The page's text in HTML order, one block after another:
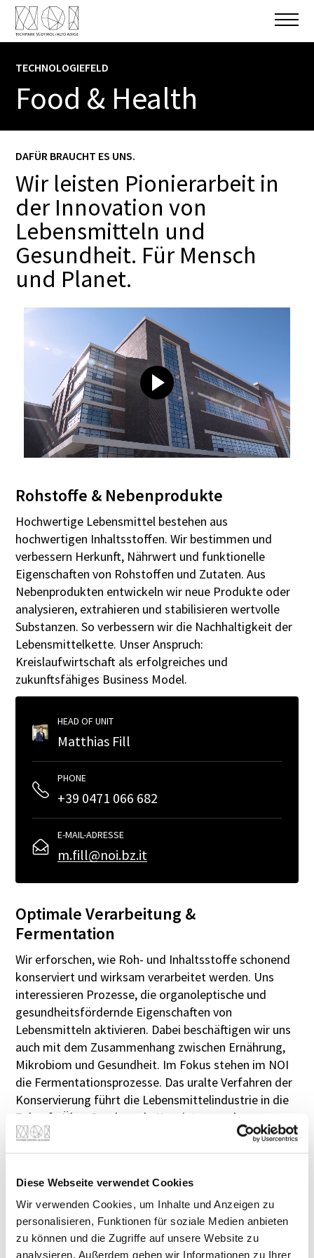
Diese Webseite verwendet Cookies
Wir verwenden Cookies, um Inhalte und Anzeigen zu
personalisieren, Funktionen für soziale Medien anbieten
zu können und die Zugriffe auf unsere Website zu
analysieren. Außerdem geben wir Informationen zu Ihrer
TECHNOLOGIEFELD
Food & Health
DAFÜR BRAUCHT ES UNS.
Wir leisten Pionierarbeit in
der Innovation von
Lebensmitteln und
Gesundheit. Für Mensch
und Planet.
Rohstoffe & Nebenprodukte
Hochwertige Lebensmittel bestehen aus
hochwertigen Inhaltsstoffen. Wir bestimmen und
verbessern Herkunft, Nährwert und funktionelle
Eigenschaften von Rohstoffen und Zutaten. Aus
Nebenprodukten entwickeln wir neue Produkte oder
analysieren, extrahieren und stabilisieren wertvolle
Substanzen. So verbessern wir die Nachhaltigkeit der
Lebensmittelkette. Unser Anspruch:
Kreislaufwirtschaft als erfolgreiches und
zukunftsfähiges Business Model.
HEAD OF UNIT
Matthias Fill
PHONE
+39 0471 066 682
E-MAIL-ADRESSE
m.fill@noi.bz.it
Optimale Verarbeitung &
Fermentation
Wir erforschen, wie Roh- und Inhaltsstoffe schonend
konserviert und wirksam verarbeitet werden. Uns
interessieren Prozesse, die organoleptische und
gesundheitsfördernde Eigenschaften von
Lebensmitteln aktivieren. Dabei beschäftigen wir uns
auch mit dem Zusammenhang zwischen Ernährung,
Mikrobiom und Gesundheit. Im Fokus stehen im NOI
die Fermentationsprozesse. Das uralte Verfahren der
Konservierung führt die Lebensmittelindustrie in die
Zukunft. Über Geschmack, Konsistenz und
Nährstoffgehalt.
SUBJECT MATTER EXPERT | OPTIMAL PROCESSING &
FERMENTATION
Sandra Fleischmann
PHONE